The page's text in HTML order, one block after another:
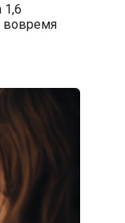
1,6
вовремя